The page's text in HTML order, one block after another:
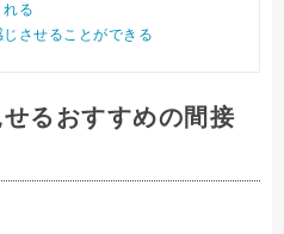
る
させることができる
るおすすめの間接